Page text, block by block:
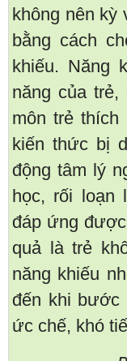
không nên kỳ
bằng cách
khiếu. Năng
năng của
môn trẻ
kiến thức bị
động tâm lý
học, rối loạn
đáp ứng
quả là trẻ
năng khiếu
đến khi bước
ức chế, khó